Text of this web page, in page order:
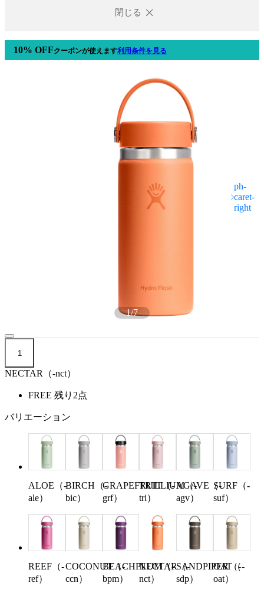
閉じる
10% OFFクーポンが使えます利用条件を見る
1/7
1
NECTAR（-nct）
FREE 残り2点
バリエーション
ALOE（-
ale）
BIRCH（-
bic）
GRAPEFRUIT（-
grf）
TRILLIUM（-
tri）
AGAVE（-
agv）
SURF（-
suf）
REEF（-
ref）
COCONUT（-
ccn）
BEACHPLUM（-
bpm）
NECTAR（-
nct）
SANDPIPER（-
sdp）
OAT（-
oat）